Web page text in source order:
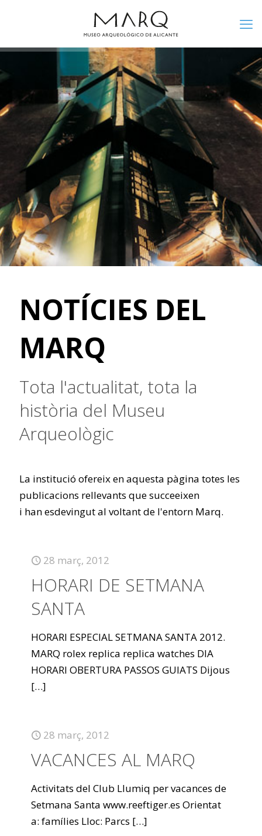
NOTÍCIES DEL
MARQ
Tota l'actualitat, tota la
història del Museu
Arqueològic
La institució ofereix en aquesta pàgina totes les
publicacions rellevants que succeeixen
i han esdevingut al voltant de l'entorn Marq.
28 març, 2012
HORARI DE SETMANA
SANTA
HORARI ESPECIAL SETMANA SANTA 2012.
MARQ rolex replica replica watches DIA
HORARI OBERTURA PASSOS GUIATS Dijous
[…]
28 març, 2012
VACANCES AL MARQ
Activitats del Club Llumiq per vacances de
Setmana Santa www.reeftiger.es Orientat
a: famílies Lloc: Parcs […]